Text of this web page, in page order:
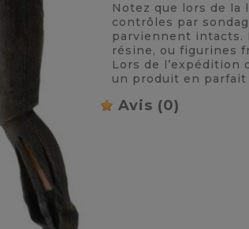
Notez que lors de la
contrôles par
parviennent intacts.
résine, ou figurines
Lors de l’expédition
un produit en
Avis (0)